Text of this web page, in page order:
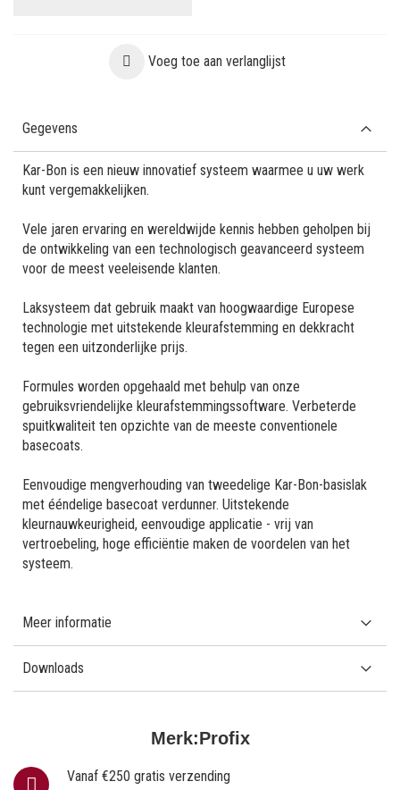
Voeg toe aan verlanglijst
Merk:Profix
Vanaf €250 gratis verzending
Gegevens
Kar-Bon is een nieuw innovatief systeem waarmee u uw werk
kunt vergemakkelijken.
Vele jaren ervaring en wereldwijde kennis hebben geholpen bij
de ontwikkeling van een technologisch geavanceerd systeem
voor de meest veeleisende klanten.
Laksysteem dat gebruik maakt van hoogwaardige Europese
technologie met uitstekende kleurafstemming en dekkracht
tegen een uitzonderlijke prijs.
Formules worden opgehaald met behulp van onze
gebruiksvriendelijke kleurafstemmingssoftware. Verbeterde
spuitkwaliteit ten opzichte van de meeste conventionele
basecoats.
Eenvoudige mengverhouding van tweedelige Kar-Bon-basislak
met ééndelige basecoat verdunner. Uitstekende
kleurnauwkeurigheid, eenvoudige applicatie - vrij van
vertroebeling, hoge efficiëntie maken de voordelen van het
systeem.
Meer informatie
Downloads